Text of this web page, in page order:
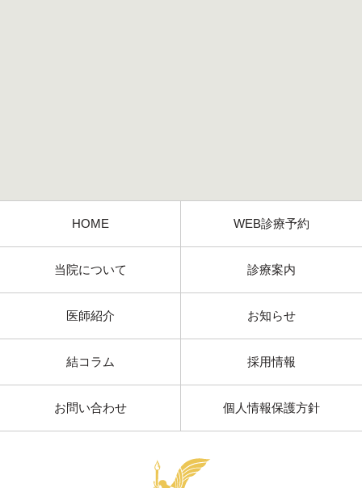
HOME WEB診療予約
当院について 診療案内
医師紹介 お知らせ
結コラム 採用情報
お問い合わせ 個人情報保護方針